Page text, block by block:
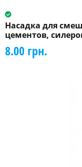
Насадка для
цементов,
8.00 грн.